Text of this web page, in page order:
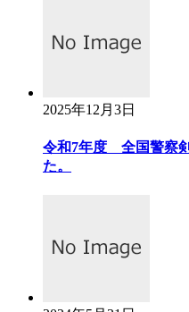
2025年12月3日
令和7年度 全国警察
た。